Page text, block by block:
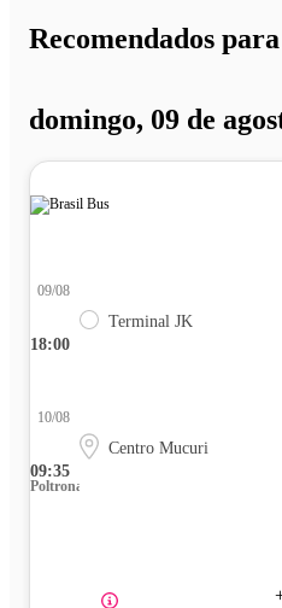
Recomendados
domingo, 09 de
18:00
09/08
Terminal JK
09:35
10/08
Centro Mucuri
Poltrona